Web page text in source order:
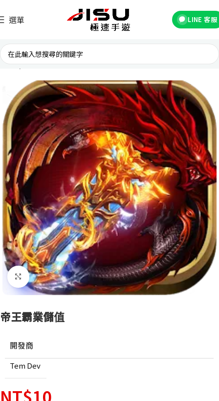
選單 LINE 客服
首頁 台灣遊戲
點擊放大
帝王霸業儲值
開發商
Tem Dev